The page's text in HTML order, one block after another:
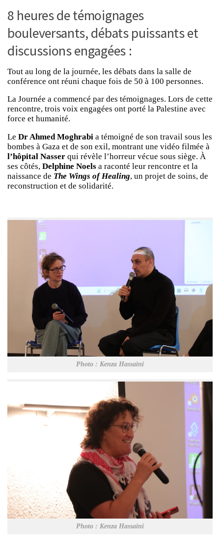
8 heures de témoignages
bouleversants, débats puissants et
discussions engagées :
Tout au long de la journée, les débats dans la salle de
conférence ont réuni chaque fois de 50 à 100 personnes.
La Journée a commencé par des témoignages. Lors de cette
rencontre, trois voix engagées ont porté la Palestine avec
force et humanité.
Le Dr Ahmed Moghrabi a témoigné de son travail sous les
bombes à Gaza et de son exil, montrant une vidéo filmée à
l’hôpital Nasser qui révèle l’horreur vécue sous siège. À
ses côtés, Delphine Noels a raconté leur rencontre et la
naissance de The Wings of Healing, un projet de soins, de
reconstruction et de solidarité.
Photo : Kenza Hassaini
Photo : Kenza Hassaini